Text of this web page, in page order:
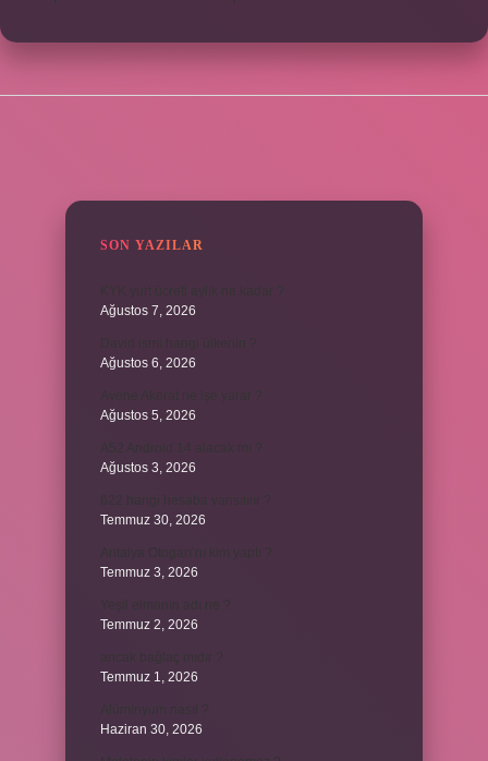
SON YAZILAR
Ağustos 7, 2026
Ağustos 6, 2026
Ağustos 5, 2026
Ağustos 3, 2026
Temmuz 30, 2026
Temmuz 3, 2026
Temmuz 2, 2026
Temmuz 1, 2026
Haziran 30, 2026